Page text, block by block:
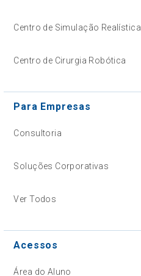
Centro de Simulação Realística
Centro de Cirurgia Robótica
Para Empresas
Consultoria
Soluções Corporativas
Ver Todos
Acessos
Área do Aluno